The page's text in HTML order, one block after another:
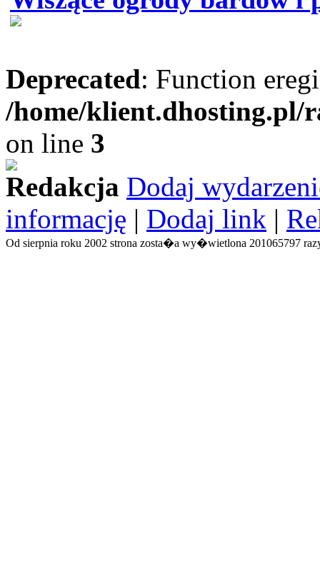
Deprecated: Function
/home/
on line 3
Redakcja Dodaj
informację | Dodaj link |
Od sierpnia roku 2002 strona zosta�a wy�wietlona 201065797